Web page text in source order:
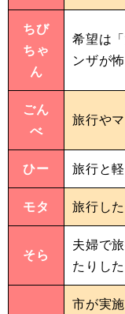
ちび
ちゃ
ん
希望は
ンザが
ごん
べ
旅行や
ひー 旅行と
モタ 旅行し
そら
夫婦で
たりし
市が実